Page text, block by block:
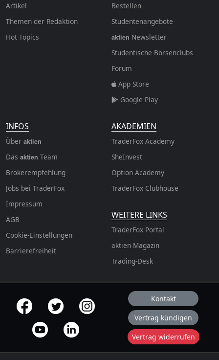
Artikel
Themen der Redaktion
Hot Topics
Bestellen
Studentenangebote
aktien Newsletter
Studentische Börsenclubs
Forum
App Store
Google Play
INFOS
Über aktien
Das aktien Team
Brokerempfehlung
Jobs bei TraderFox
Impressum
AGB
Cookie-Einstellungen
Barrierefreiheit
AKADEMIEN
TraderFox Academy
SheInvest
Option Academy
TraderFox Clubhouse
WEITERE LINKS
TraderFox Portal
aktien Magazin
Trading-Desk
offizielle Social Media-Accounts Kontakt
Vertrag kündigen
Vertrag widerrufen